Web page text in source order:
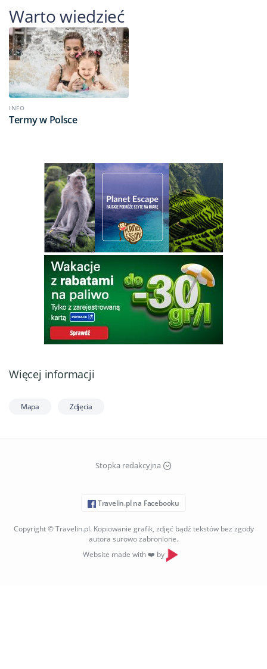
Warto wiedzieć
INFO
Termy w Polsce
Więcej informacji
Mapa Zdjęcia
Stopka redakcyjna
Travelin.pl na Facebooku
Copyright © Travelin.pl. Kopiowanie grafik, zdjęć bądź tekstów bez zgody
autora surowo zabronione.
Website made with ❤️ by